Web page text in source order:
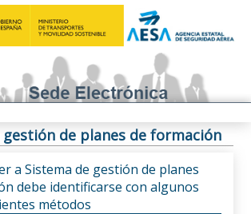
gestión de planes de formación
a Sistema de gestión de planes
debe identificarse con algunos
métodos